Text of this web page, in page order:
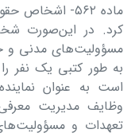
ماده ۵۶۲-
کرد. در این‌صورت
مسؤولیت‌های مدنی و
به ‌طور کتبی یک نفر
است به عنوان
وظایف مدیریت معرفی
تعهدات و